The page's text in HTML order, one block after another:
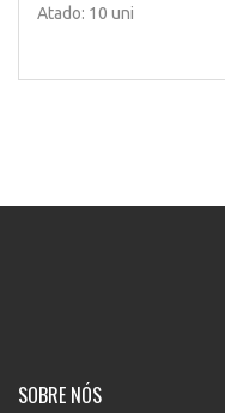
Atado: 10 uni
SOBRE NÓS